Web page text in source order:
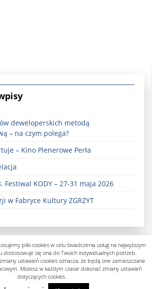
deweloperskich metodą
– na czym polega?
– Kino Plenerowe Perła
Festiwal KODY – 27-31 maja 2026
w Fabryce Kultury ZGRZYT
pliki cookies w celu świadczenia usług na najwyższym
dostosowuje się ona do Twoich indywidualnych potrzeb.
ustawień cookies oznacza, że będą one zamieszczane
Możesz w każdym czasie dokonać zmiany ustawień
dotyczących cookies.